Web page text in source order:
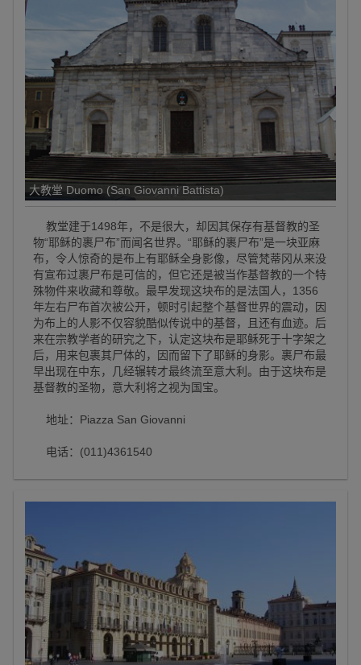
大教堂 Duomo (San Giovanni Battista)
教堂建于1498年，不是很大，却因其保存有基督教的圣
物“耶稣的裹尸布”而闻名世界。“耶稣的裹尸布”是一块亚麻
布，令人惊奇的是布上有耶稣全身影像，尽管梵蒂冈从来没
有宣布过裹尸布是可信的，但它还是被当作基督教的一个特
殊物件来收藏和尊敬。最早发现这块布的是法国人，1356
年左右尸布首次被公开，顿时引起整个基督世界的震动，因
为布上的人影不仅容貌酷似传说中的基督，且还有血迹。后
来在宗教学者的研究之下，认定这块布是耶稣死于十字架之
后，用来包裹其尸体的，因而留下了耶稣的身影。裹尸布最
早出现在中东，几经辗转才最终流至意大利。由于这块布是
基督教的圣物，意大利将之视为国宝。
地址：Piazza San Giovanni
电话：(011)4361540